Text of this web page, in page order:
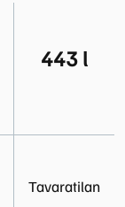
443 l
Tavaratilan